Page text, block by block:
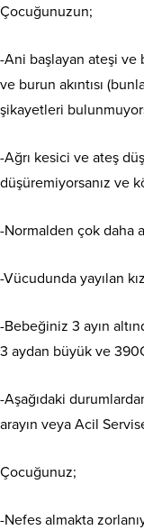
Çocuğunuzun;
-Ani başlayan ateşi ve
ve burun akıntısı
şikayetleri
-Ağrı kesici ve ateş
düşüremiyorsanız ve
-Normalden çok daha
-Vücudunda yayılan
-Bebeğiniz 3 ayın
3 aydan büyük ve
-Aşağıdaki
arayın veya Acil
Çocuğunuz;
-Nefes almakta